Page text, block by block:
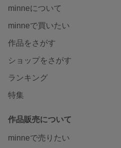
minneについて
minneで買いたい
作品をさがす
ショップをさがす
ランキング
特集
作品販売について
minneで売りたい